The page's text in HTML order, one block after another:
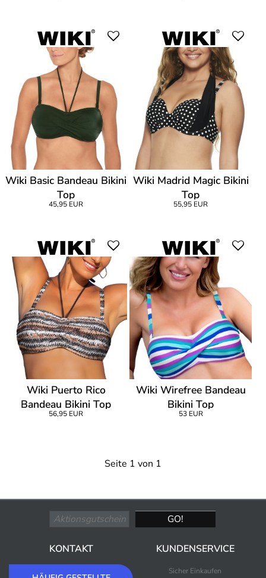
Wiki Basic Bandeau Bikini
Top
45,95 EUR
Wiki Madrid Magic Bikini
Top
55,95 EUR
Wiki Puerto Rico
Bandeau Bikini Top
56,95 EUR
Wiki Wirefree Bandeau
Bikini Top
53 EUR
Seite 1 von 1
KONTAKT KUNDENSERVICE
Sicher Einkaufen